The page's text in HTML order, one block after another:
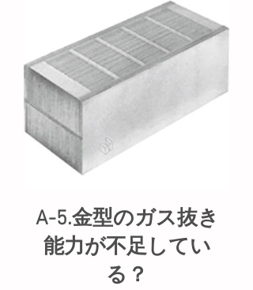
A-5.金型のガス抜き
能力が不足してい
る？